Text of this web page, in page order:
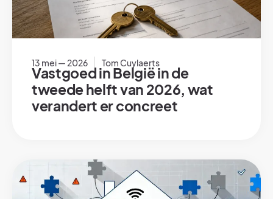
13 mei — 2026 Tom Cuylaerts
Vastgoed in België in de
tweede helft van 2026, wat
verandert er concreet